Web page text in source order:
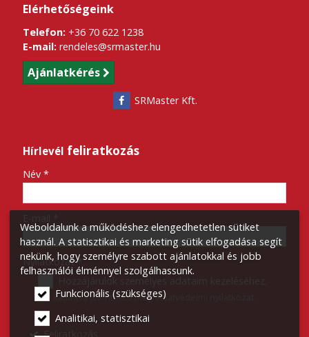
Elérhetőségeink
Telefon: +36 70 622 1238
E-mail: rendeles@srmaster.hu
Ajánlatkérés
SRMaster Kft.
Hírlevél feliratkozás
-
-
Név*
Nyilatkozat*
Hozzájárulok személyes adataim kezeléséhez.
Ide kattintva tekinthető meg:Adatvédelmi nyilatkozat
Feliratkozás
Weboldalunk a működéshez elengedhetetlen sütiket
használ. A statisztikai és marketing sütik elfogadása segít
nekünk, hogy személyre szabott ajánlatokkal és jobb
felhasználói élménnyel szolgálhassunk.
Funkcionális (szükséges)
Analitikai, statisztikai